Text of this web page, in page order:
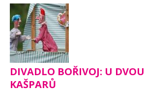
DIVADLO BOŘIVOJ: U DVOU
KAŠPARŮ